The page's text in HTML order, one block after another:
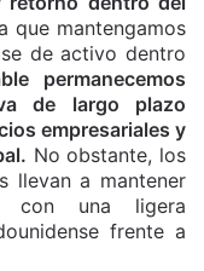
que mantengamos
de activo dentro
permanecemos
de largo plazo
empresariales y
No obstante, los
llevan a mantener
con una ligera
frente a